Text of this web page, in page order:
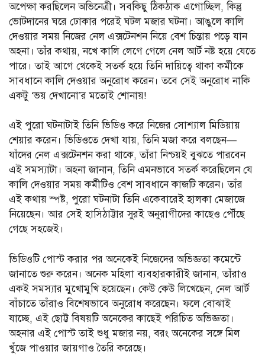
অপেক্ষা করছিলেন অভিনেত্রী। সবকিছু ঠিকঠাক এগোচ্ছিল, কিন্তু
ভোটদানের ঘরে ঢোকার পরেই ঘটল মজার ঘটনা। আঙুলে কালি
দেওয়ার সময় নিজের নেল এক্সটেনশন নিয়ে বেশ চিন্তায় পড়ে যান
অহনা। তাঁর কথায়, নখে কালি লেগে গেলে নেল আর্ট নষ্ট হয়ে যেতে
পারে। তাই আগে থেকেই সতর্ক হয়ে তিনি দায়িত্বে থাকা কর্মীকে
সাবধানে কালি দেওয়ার অনুরোধ করেন। তবে সেই অনুরোধ নাকি
একটু ‘ভয় দেখানো’র মতোই শোনায়!
এই পুরো ঘটনাটাই তিনি ভিডিও করে নিজের সোশ্যাল মিডিয়ায়
শেয়ার করেন। ভিডিওতে দেখা যায়, তিনি মজা করে বলছেন—
যাঁদের নেল এক্সটেনশন করা থাকে, তাঁরা নিশ্চয়ই বুঝতে পারবেন
এই সমস্যাটা। অহনা জানান, তিনি এমনভাবে সতর্ক করেছিলেন যে
কালি দেওয়ার সময় কর্মীটিও বেশ সাবধানে কাজটি করেন। তাঁর
এই কথায় স্পষ্ট, পুরো ঘটনাটা তিনি একেবারেই হালকা মেজাজে
নিয়েছেন। আর সেই হাসিঠাট্টার সুরই অনুরাগীদের কাছেও পৌঁছে
গেছে সহজেই।
ভিডিওটি পোস্ট করার পর অনেকেই নিজেদের অভিজ্ঞতা কমেন্টে
জানাতে শুরু করেন। অনেক মহিলা ব্যবহারকারীই জানান, তাঁরাও
একই সমস্যার মুখোমুখি হয়েছেন। কেউ কেউ লিখেছেন, নেল আর্ট
বাঁচাতে তাঁরাও বিশেষভাবে অনুরোধ করেছেন। ফলে বোঝাই
যাচ্ছে, এই ছোট্ট বিষয়টি অনেকের কাছেই পরিচিত অভিজ্ঞতা।
অহনার এই পোস্ট তাই শুধু মজার নয়, বরং অনেকের সঙ্গে মিল
খুঁজে পাওয়ার জায়গাও তৈরি করেছে।